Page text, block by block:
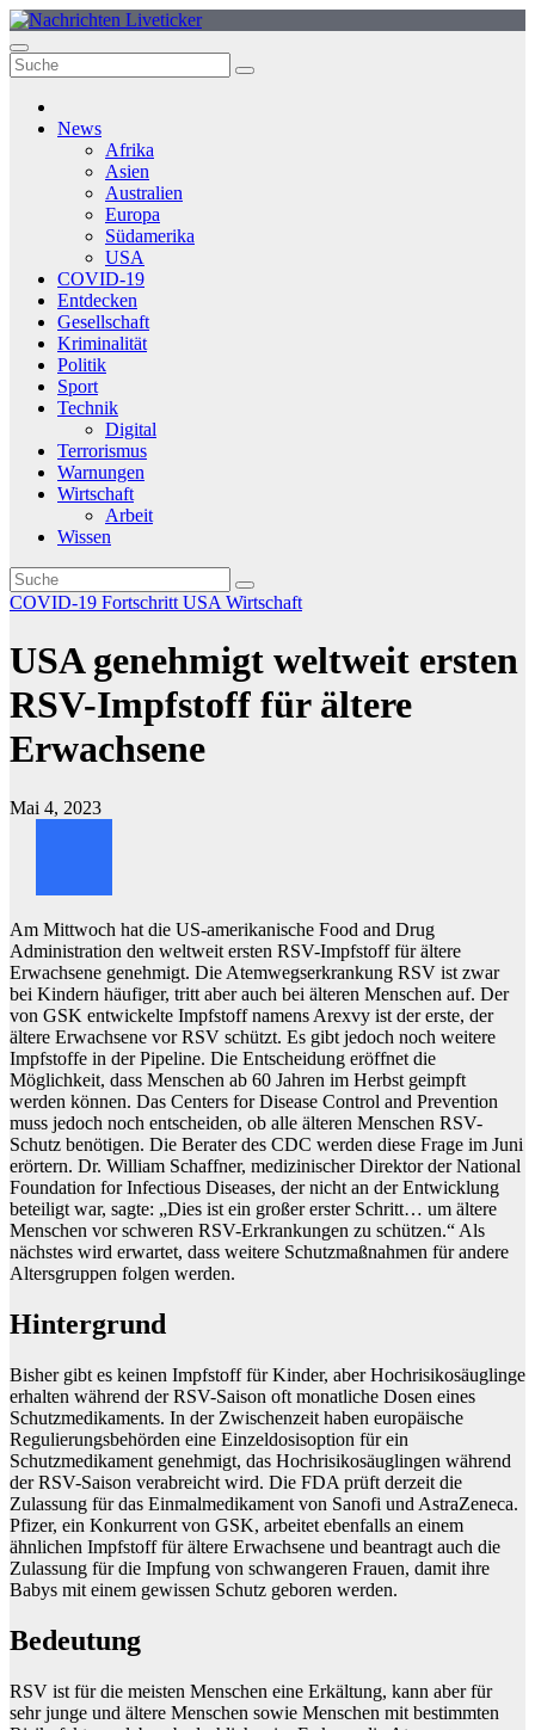
Zum
Inhalt
springen
News
Afrika
Asien
Australien
Europa
Südamerika
USA
COVID-19
Entdecken
Gesellschaft
Kriminalität
Politik
Sport
Technik
Digital
Terrorismus
Warnungen
Wirtschaft
Arbeit
Wissen
COVID-19 Fortschritt USA Wirtschaft
USA genehmigt weltweit ersten
RSV-Impfstoff für ältere
Erwachsene
Mai 4, 2023
Am Mittwoch hat die US-amerikanische Food and Drug
Administration den weltweit ersten RSV-Impfstoff für ältere
Erwachsene genehmigt. Die Atemwegserkrankung RSV ist zwar
bei Kindern häufiger, tritt aber auch bei älteren Menschen auf. Der
von GSK entwickelte Impfstoff namens Arexvy ist der erste, der
ältere Erwachsene vor RSV schützt. Es gibt jedoch noch weitere
Impfstoffe in der Pipeline. Die Entscheidung eröffnet die
Möglichkeit, dass Menschen ab 60 Jahren im Herbst geimpft
werden können. Das Centers for Disease Control and Prevention
muss jedoch noch entscheiden, ob alle älteren Menschen RSV-
Schutz benötigen. Die Berater des CDC werden diese Frage im Juni
erörtern. Dr. William Schaffner, medizinischer Direktor der National
Foundation for Infectious Diseases, der nicht an der Entwicklung
beteiligt war, sagte: „Dies ist ein großer erster Schritt… um ältere
Menschen vor schweren RSV-Erkrankungen zu schützen.“ Als
nächstes wird erwartet, dass weitere Schutzmaßnahmen für andere
Altersgruppen folgen werden.
Hintergrund
Bisher gibt es keinen Impfstoff für Kinder, aber Hochrisikosäuglinge
erhalten während der RSV-Saison oft monatliche Dosen eines
Schutzmedikaments. In der Zwischenzeit haben europäische
Regulierungsbehörden eine Einzeldosisoption für ein
Schutzmedikament genehmigt, das Hochrisikosäuglingen während
der RSV-Saison verabreicht wird. Die FDA prüft derzeit die
Zulassung für das Einmalmedikament von Sanofi und AstraZeneca.
Pfizer, ein Konkurrent von GSK, arbeitet ebenfalls an einem
ähnlichen Impfstoff für ältere Erwachsene und beantragt auch die
Zulassung für die Impfung von schwangeren Frauen, damit ihre
Babys mit einem gewissen Schutz geboren werden.
Bedeutung
RSV ist für die meisten Menschen eine Erkältung, kann aber für
sehr junge und ältere Menschen sowie Menschen mit bestimmten